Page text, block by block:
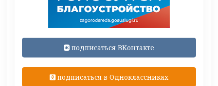
подписаться ВКонтакте
подписаться в Одноклассниках